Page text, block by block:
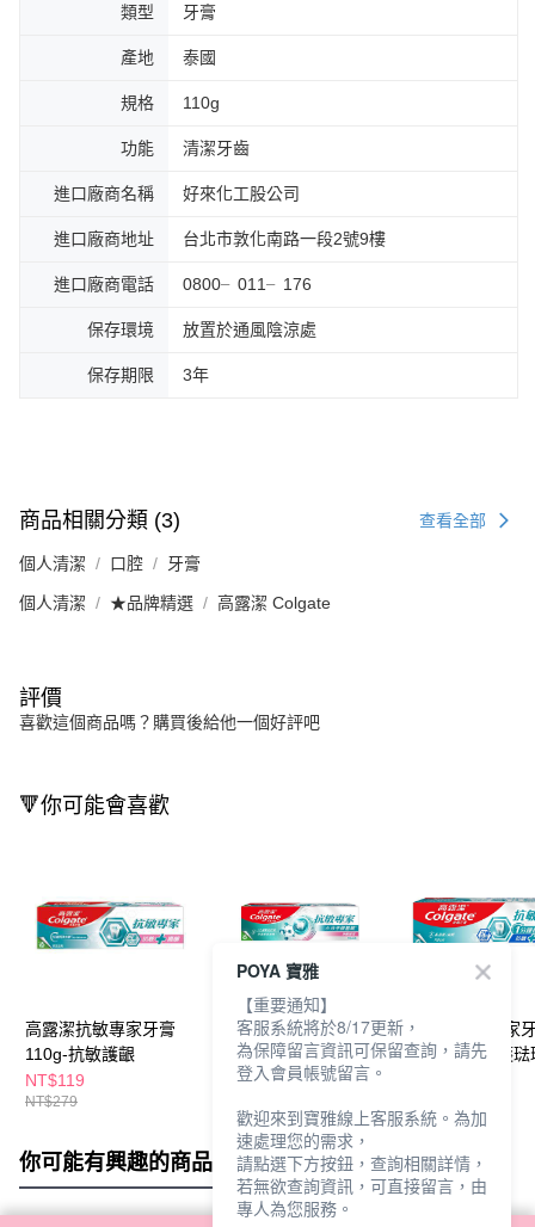
類型 牙膏
產地 泰國
規格 110g
功能 清潔牙齒
進口廠商名稱 好來化工股公司
進口廠商地址 台北市敦化南路一段2號9樓
進口廠商電話 0800╴011╴176
保存環境 放置於通風陰涼處
保存期限 3年
商品相關分類 (3) 查看全部
個人清潔 口腔 牙膏
個人清潔 ★品牌精選 高露潔 Colgate
評價
喜歡這個商品嗎？購買後給他一個好評吧
🔻你可能會喜歡
高露潔抗敏專家牙膏
110g-抗敏護齦
NT$119
NT$279
高露潔抗敏專家牙膏-
牙齦護理110g
NT$279
高露潔抗敏專家
110g-抗敏修護琺
你可能有興趣的商品 全站排行
POYA 寶雅
【重要通知】
客服系統將於8/17更新，
為保障留言資訊可保留查詢，請先
登入會員帳號留言。
歡迎來到寶雅線上客服系統。為加
速處理您的需求，
請點選下方按鈕，查詢相關詳情，
若無欲查詢資訊，可直接留言，由
專人為您服務。